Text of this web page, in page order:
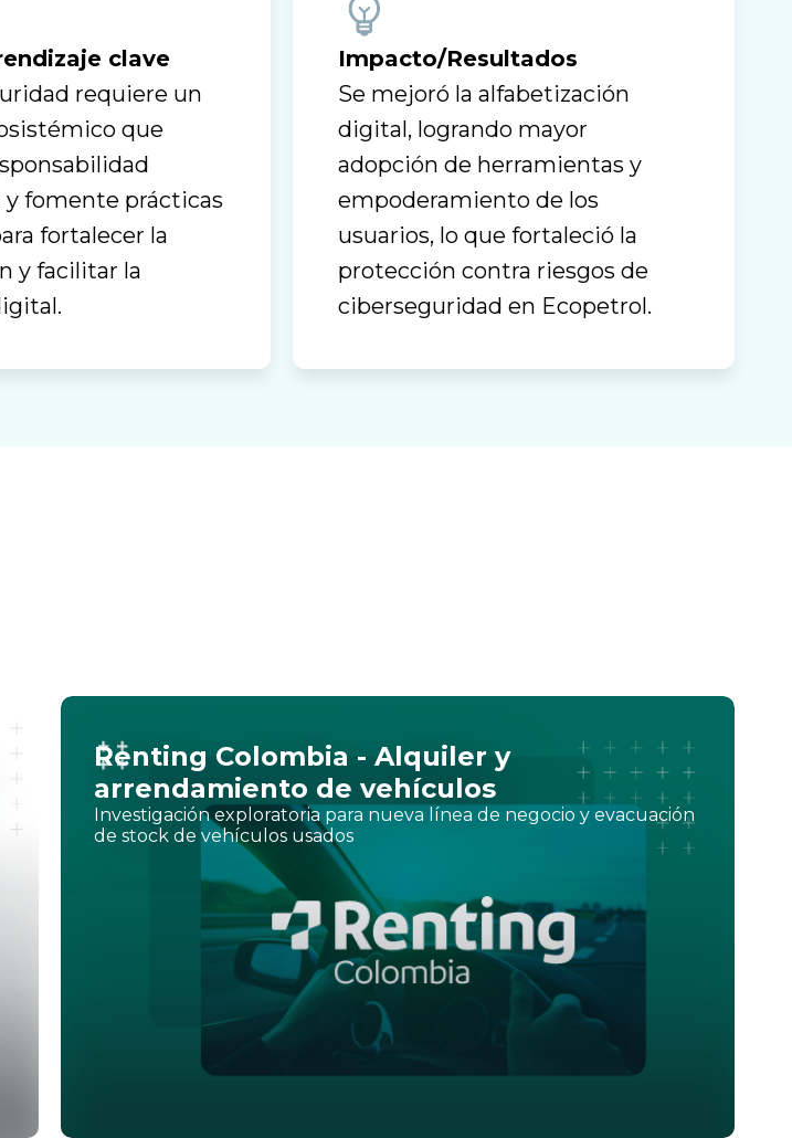
clave
requiere un
que
fomente prácticas
fortalecer la
y facilitar la
Impacto/Resultados
Se mejoró la alfabetización
digital, logrando mayor
adopción de herramientas y
empoderamiento de los
usuarios, lo que fortaleció la
protección contra riesgos de
ciberseguridad en Ecopetrol.
Renting Colombia - Alquiler y
arrendamiento de vehículos
Investigación exploratoria para nueva línea de negocio y evacuación
de stock de vehículos usados